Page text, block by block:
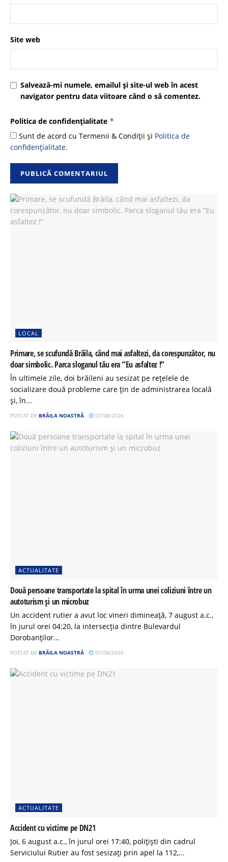
Site web
Salvează-mi numele, emailul și site-ul web în acest
navigator pentru data viitoare când o să comentez.
Politica de confidențialitate *
Sunt de acord cu Termenii & Condiții și Politica de
confidențialitate.
LOCAL
Primare, se scufundă Brăila, când mai asfaltezi, da corespunzător, nu
doar simbolic. Parca sloganul tău era ”Eu asfaltez !”
În ultimele zile, doi brăileni au sesizat pe rețelele de
socializare două probleme care țin de administrarea locală
și, în...
POSTAT DE BRĂILA NOASTRĂ 07/08/2026
ACTUALITATE
Două persoane transportate la spital în urma unei coliziuni între un
autoturism și un microbuz
Un accident rutier a avut loc vineri dimineață, 7 august a.c.,
în jurul orei 04:20, la intersecția dintre Bulevardul
Dorobanților...
POSTAT DE BRĂILA NOASTRĂ 07/08/2026
ACTUALITATE
Accident cu victime pe DN21
Joi, 6 august a.c., în jurul orei 17:40, polițiști din cadrul
Serviciului Rutier au fost sesizați prin apel la 112,...